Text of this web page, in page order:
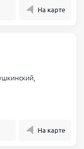
На карте
На карте